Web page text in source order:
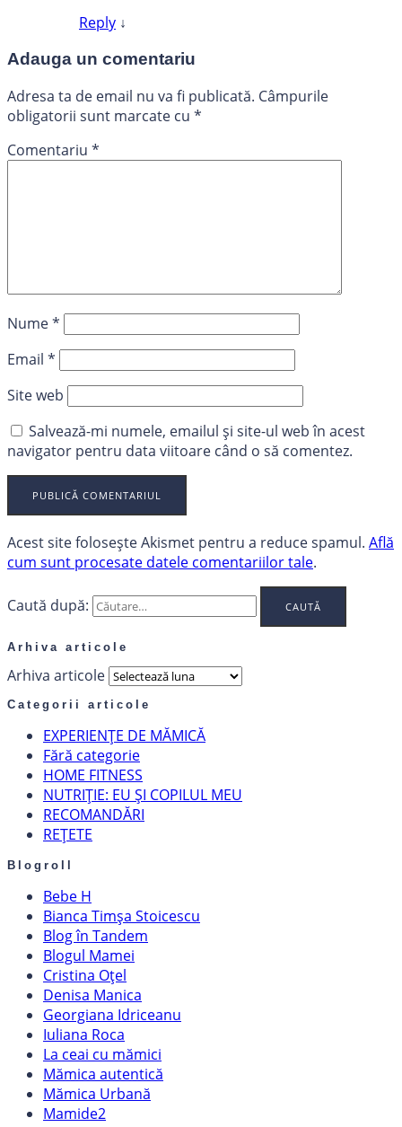
Reply ↓
Adauga un comentariu
Adresa ta de email nu va fi publicată. Câmpurile
obligatorii sunt marcate cu *
Comentariu *
Nume*
Email *
Site web
Salvează-mi numele, emailul și site-ul web în acest
navigator pentru data viitoare când o să comentez.
Acest site folosește Akismet pentru a reduce spamul. Află
cum sunt procesate datele comentariilor tale.
Caută după:
Arhiva articole
Arhiva articole
Categorii articole
EXPERIENȚE DE MĂMICĂ
Fără categorie
HOME FITNESS
NUTRIȚIE: EU ȘI COPILUL MEU
RECOMANDĂRI
REȚETE
Blogroll
Bebe H
Bianca Timșa Stoicescu
Blog în Tandem
Blogul Mamei
Cristina Oțel
Denisa Manica
Georgiana Idriceanu
Iuliana Roca
La ceai cu mămici
Mămica autentică
Mămica Urbană
Mamide2